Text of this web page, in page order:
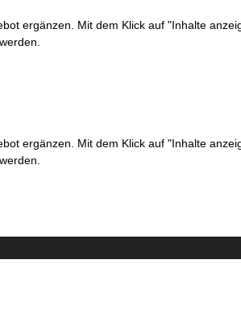
ergänzen. Mit dem Klick auf "Inhalte
ergänzen. Mit dem Klick auf "Inhalte